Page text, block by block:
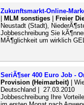
Zukunftsmarkt-Online-
MLM sonstiges Freier
Neustadt (Stadt),
Jobbeschreibung Sie
MÃ¶glichkeit um wirklich
SeriÃ¶ser 400 Euro Job -
Provision (Heimarbeit) |
Deutschland | 27.03.2010
Jobbeschreibung Ihre